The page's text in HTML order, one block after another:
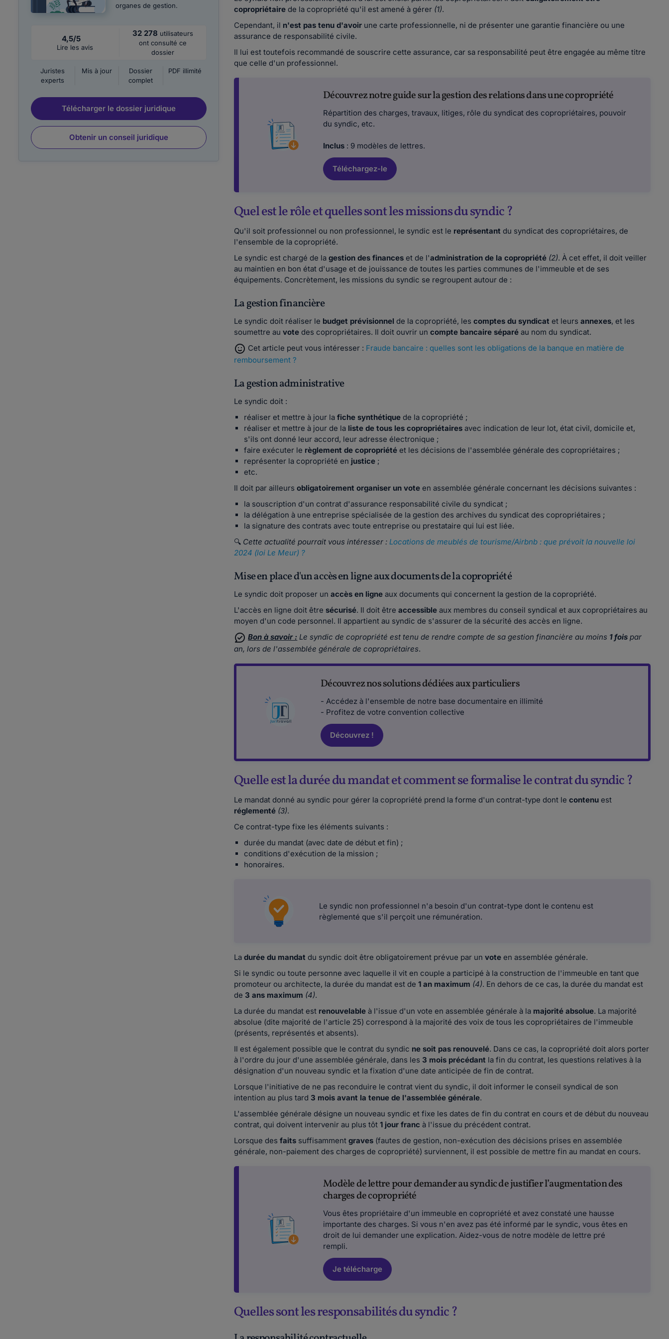
organes de gestion.
4,5/5
Lire les avis
32 278 utilisateurs
ont consulté ce
dossier
Juristes
experts
Mis à jour
Dossier
complet
PDF illimité
Télécharger le dossier juridique
Obtenir un conseil juridique
copropriétaire de la copropriété qu'il est amené à gérer (1).
Cependant, il n'est pas tenu d'avoir une carte professionnelle, ni de présenter une garantie financière ou une
assurance de responsabilité civile.
Il lui est toutefois recommandé de souscrire cette assurance, car sa responsabilité peut être engagée au même titre
que celle d'un professionnel.
Découvrez notre guide sur la gestion des relations dans une copropriété
Répartition des charges, travaux, litiges, rôle du syndicat des copropriétaires, pouvoir
du syndic, etc.
Inclus : 9 modèles de lettres.
Téléchargez-le
Quel est le rôle et quelles sont les missions du syndic ?
Qu'il soit professionnel ou non professionnel, le syndic est le représentant du syndicat des copropriétaires, de
l'ensemble de la copropriété.
Le syndic est chargé de lagestion des finances et de l'administration de la copropriété (2). À cet effet, il doit veiller
au maintien en bon état d'usage et de jouissance de toutes les parties communes de l'immeuble et de ses
équipements. Concrètement, les missions du syndic se regroupent autour de :
La gestion financière
Le syndic doit réaliser le budget prévisionnel de la copropriété, lescomptes du syndicat et leursannexes, et les
soumettre auvote des copropriétaires. Il doit ouvrir uncompte bancaire séparé au nom du syndicat.
Cet article peut vous intéresser : Fraude bancaire : quelles sont les obligations de la banque en matière de
remboursement ?
La gestion administrative
Le syndic doit :
réaliser et mettre à jour lafiche synthétique de la copropriété ;
réaliser et mettre à jour de la liste de tous les copropriétaires avec indication de leur lot, état civil, domicile et,
s'ils ont donné leur accord, leur adresse électronique ;
faire exécuter le règlement de copropriété et les décisions de l'assemblée générale des copropriétaires ;
représenter la copropriété en justice ;
etc.
Il doit par ailleursobligatoirement organiser un vote en assemblée générale concernant les décisions suivantes :
la souscription d'un contrat d'assurance responsabilité civile du syndicat ;
la délégation à une entreprise spécialisée de la gestion des archives du syndicat des copropriétaires ;
la signature des contrats avec toute entreprise ou prestataire qui lui est liée.
🔍 Cette actualité pourrait vous intéresser :Locations de meublés de tourisme/Airbnb : que prévoit la nouvelle loi
2024 (loi Le Meur) ?
Mise en place d'un accès en ligne aux documents de la copropriété
Le syndic doit proposer un accès en ligne aux documents qui concernent la gestion de la copropriété.
L'accès en ligne doit être sécurisé. Il doit êtreaccessible aux membres du conseil syndical et aux copropriétaires au
moyen d'un code personnel. Il appartient au syndic de s'assurer de la sécurité des accès en ligne.
Bon à savoir : Le syndic de copropriété est tenu de rendre compte de sa gestion financière au moins 1 fois par
an, lors de l'assemblée générale de copropriétaires.
Découvrez nos solutions dédiées aux particuliers
- Accédez à l'ensemble de notre base documentaire en illimité
- Profitez de votre convention collective
Découvrez !
Quelle est la durée du mandat et comment se formalise le contrat du syndic ?
Le mandat donné au syndic pour gérer la copropriété prend la forme d'un contrat-type dont lecontenu est
réglementé (3).
Ce contrat-type fixe les éléments suivants :
durée du mandat (avec date de début et fin) ;
conditions d'exécution de la mission ;
honoraires.
Le syndic non professionnel n'a besoin d'un contrat-type dont le contenu est
règlementé que s'il perçoit une rémunération.
La durée du mandat du syndic doit être obligatoirement prévue par unvote en assemblée générale.
Si le syndic ou toute personne avec laquelle il vit en couple a participé à la construction de l'immeuble en tant que
promoteur ou architecte, la durée du mandat est de1 an maximum (4). En dehors de ce cas, la durée du mandat est
de 3 ans maximum (4).
La durée du mandat est renouvelableà l'issue d'un vote en assemblée générale à la majorité absolue. La majorité
absolue (dite majorité de l'article 25) correspond à la majorité des voix de tous les copropriétaires de l'immeuble
(présents, représentés et absents).
Il est également possible que le contrat du syndic ne soit pas renouvelé. Dans ce cas, la copropriété doit alors porter
à l'ordre du jour d'une assemblée générale, dans les 3 mois précédant la fin du contrat, les questions relatives à la
désignation d'un nouveau syndic et la fixation d'une date anticipée de fin de contrat.
Lorsque l'initiative de ne pas reconduire le contrat vient du syndic, il doit informer le conseil syndical de son
intention au plus tard 3 mois avant la tenue de l'assemblée générale.
L'assemblée générale désigne un nouveau syndic et fixe les dates de fin du contrat en cours et de début du nouveau
contrat, qui doivent intervenir au plus tôt1 jour francà l'issue du précédent contrat.
Lorsque desfaits suffisammentgraves (fautes de gestion, non-exécution des décisions prises en assemblée
générale, non-paiement des charges de copropriété) surviennent, il est possible de mettre fin au mandat en cours.
Modèle de lettre pour demander au syndic de justifier l’augmentation des
charges de copropriété
Vous êtes propriétaire d'un immeuble en copropriété et avez constaté une hausse
importante des charges. Si vous n'en avez pas été informé par le syndic, vous êtes en
droit de lui demander une explication. Aidez-vous de notre modèle de lettre pré
rempli.
Je télécharge
Quelles sont les responsabilités du syndic ?